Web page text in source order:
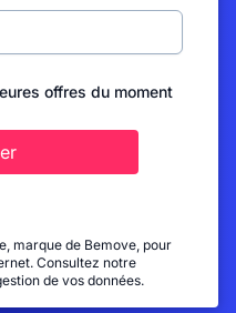
offres du moment
marque de Bemove, pour
Consultez notre
de vos données.